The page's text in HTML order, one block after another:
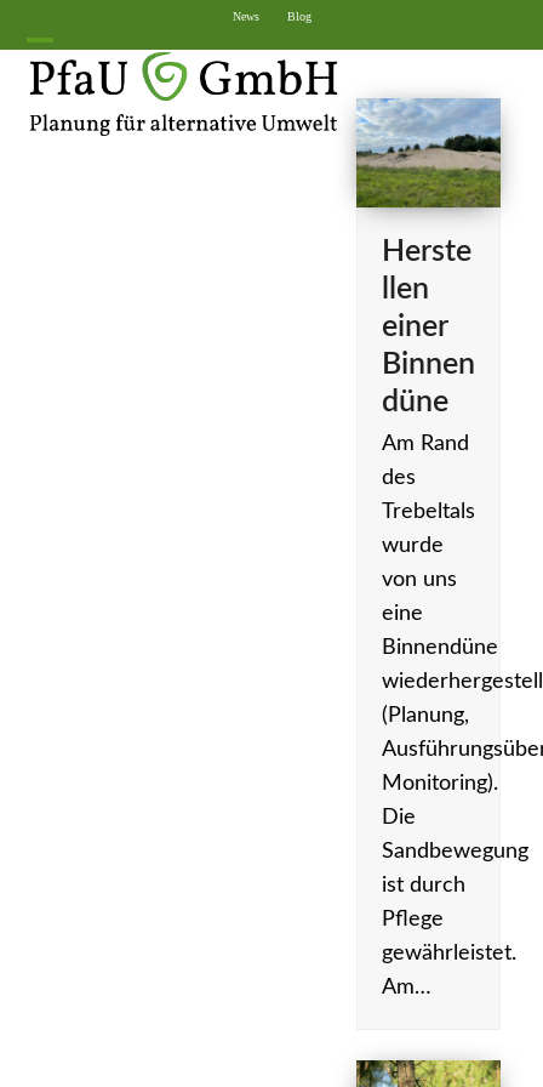
to
content
News Blog
Open
mobile
menu
Close
mobile
menu
Herste
llen
einer
Binnen
düne
Am Rand
des
Trebeltals
wurde
von uns
eine
Binnendüne
(Planung,
Monitoring).
Die
Sandbewegung
ist durch
Pflege
gewährleistet.
Am…